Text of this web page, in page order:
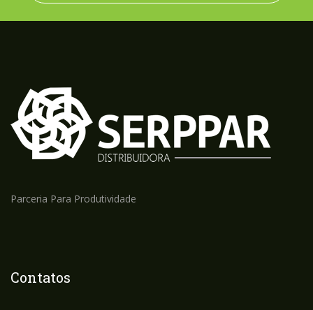
Parceria Para Produtividade
Contatos